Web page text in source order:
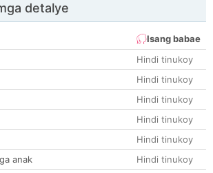
detalye
Isang babae
Hindi tinukoy
Hindi tinukoy
Hindi tinukoy
Hindi tinukoy
Hindi tinukoy
anak
Hindi tinukoy